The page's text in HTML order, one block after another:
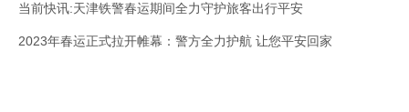
当前快讯:天津铁警春运期间全力守护旅客出行平安
2023年春运正式拉开帷幕：警方全力护航 让您平安回家